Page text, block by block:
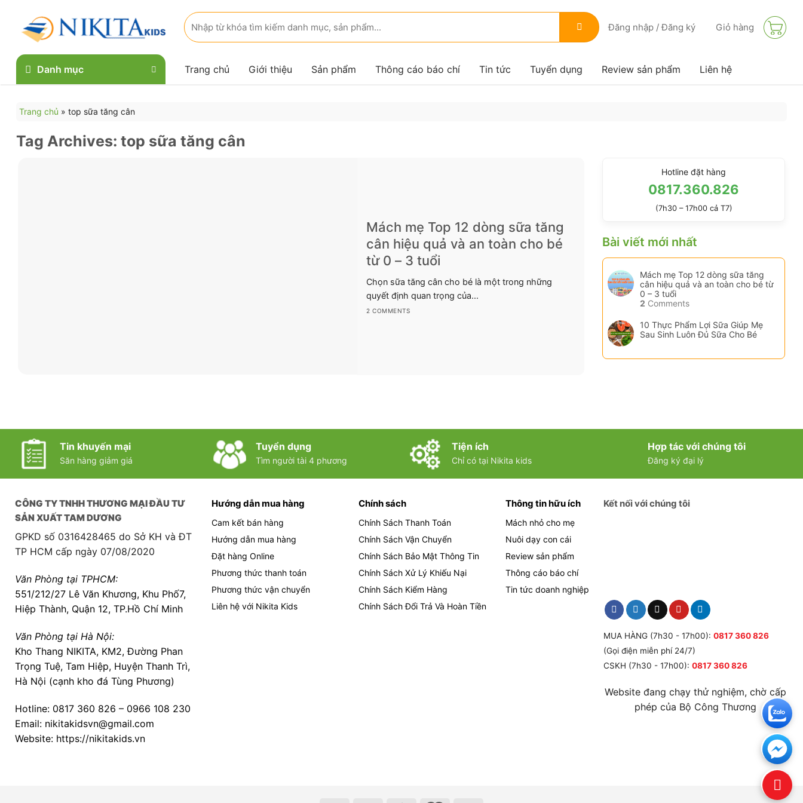
content
Tìm
kiếm:
Đăng nhập / Đăng ký Giỏ hàng
Danh mục Trang chủ Giới thiệu Sản phẩm Thông cáo báo chí Tin tức Tuyển dụng Review sản phẩm Liên hệ
Trang chủ » top sữa tăng cân
Tag Archives: top sữa tăng cân
Mách mẹ Top 12 dòng sữa tăng
cân hiệu quả và an toàn cho bé
từ 0 – 3 tuổi
Chọn sữa tăng cân cho bé là một trong những
quyết định quan trọng của...
2 COMMENTS
Hotline đặt hàng
0817.360.826
(7h30 – 17h00 cả T7)
Bài viết mới nhất
Mách mẹ Top 12 dòng sữa tăng
cân hiệu quả và an toàn cho bé từ
0 – 3 tuổi
2 Comments
10 Thực Phẩm Lợi Sữa Giúp Mẹ
Sau Sinh Luôn Đủ Sữa Cho Bé
Tin khuyến mại
Săn hàng giảm giá
Tuyển dụng
Tìm người tài 4 phương
Tiện ích
Chỉ có tại Nikita kids
Hợp tác với chúng tôi
Đăng ký đại lý
CÔNG TY TNHH THƯƠNG MẠI ĐẦU TƯ
SẢN XUẤT TAM DƯƠNG
GPKD số 0316428465 do Sở KH và ĐT
TP HCM cấp ngày 07/08/2020
Văn Phòng tại TPHCM:
551/212/27 Lê Văn Khương, Khu Phố7,
Hiệp Thành, Quận 12, TP.Hồ Chí Minh
Văn Phòng tại Hà Nội:
Kho Thang NIKITA, KM2, Đường Phan
Trọng Tuệ, Tam Hiệp, Huyện Thanh Trì,
Hà Nội (cạnh kho đá Tùng Phương)
Hotline: 0817 360 826 – 0966 108 230
Email: nikitakidsvn@gmail.com
Website: https://nikitakids.vn
Hướng dẫn mua hàng
Cam kết bán hàng
Hướng dẫn mua hàng
Đặt hàng Online
Phương thức thanh toán
Phương thức vận chuyển
Liên hệ với Nikita Kids
Chính sách
Chính Sách Thanh Toán
Chính Sách Vận Chuyển
Chính Sách Bảo Mật Thông Tin
Chính Sách Xử Lý Khiếu Nại
Chính Sách Kiểm Hàng
Chính Sách Đổi Trả Và Hoàn Tiền
Thông tin hữu ích
Mách nhỏ cho mẹ
Nuôi dạy con cái
Review sản phẩm
Thông cáo báo chí
Tin tức doanh nghiệp
Kết nối với chúng tôi
MUA HÀNG (7h30 - 17h00): 0817 360 826
(Gọi điện miễn phí 24/7)
CSKH (7h30 - 17h00): 0817 360 826
Website đang chạy thử nghiệm, chờ cấp
phép của Bộ Công Thương